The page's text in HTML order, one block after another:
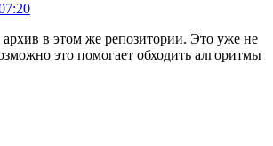
в этом же репозитории. Это уже не
это помогает обходить алгоритмы